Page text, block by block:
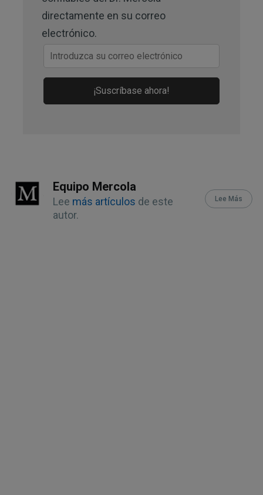
Benefits (PDF) (Archived)
directamente en su correo
electrónico.
¡Suscríbase ahora!
Equipo Mercola
Lee más artículos de este
autor.
Lee Más